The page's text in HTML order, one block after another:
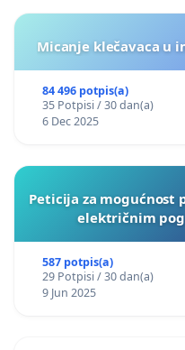
Micanje klečavaca u
84 496 potpis(a)
35 Potpisi / 30 dan(a)
6 Dec 2025
Peticija za mogućnost
električnim
587 potpis(a)
29 Potpisi / 30 dan(a)
9 Jun 2025